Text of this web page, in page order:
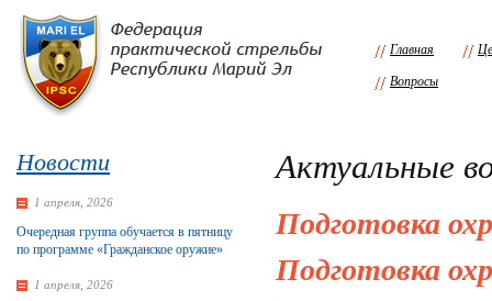
Главная
Вопросы
Новости
1 апреля, 2026
Очередная группа обучается в пятницу
по программе «Гражданское оружие»
1 апреля, 2026
Актуальные
Подготовка
Подготовка